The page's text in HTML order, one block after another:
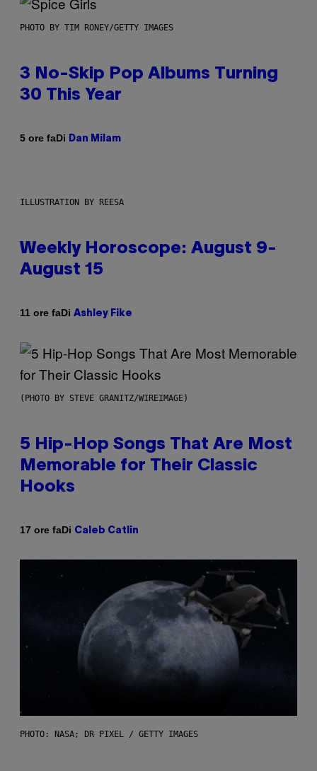
PHOTO BY TIM RONEY/GETTY IMAGES
3 No-Skip Pop Albums Turning
30 This Year
5 ore faDi Dan Milam
ILLUSTRATION BY REESA
Weekly Horoscope: August 9-
August 15
11 ore faDi Ashley Fike
(PHOTO BY STEVE GRANITZ/WIREIMAGE)
5 Hip-Hop Songs That Are Most
Memorable for Their Classic
Hooks
17 ore faDi Caleb Catlin
PHOTO: NASA; DR PIXEL / GETTY IMAGES